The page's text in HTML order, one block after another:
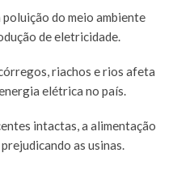
poluição do meio ambiente
de eletricidade.
riachos e rios afeta
elétrica no país.
intactas, a alimentação
as usinas.